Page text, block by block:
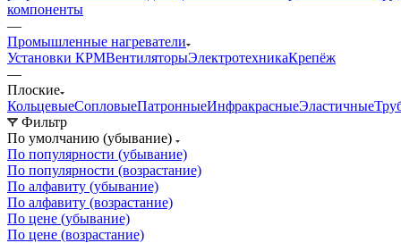
компоненты
—
Промышленные нагреватели
Установки КРМВентиляторыЭлектротехникаКрепёж
—
Плоские
КольцевыеСопловыеПатронныеИнфракрасныеЭластичные
Фильтр
По умолчанию (убывание)
По популярности (убывание)
По популярности (возрастание)
По алфавиту (убывание)
По алфавиту (возрастание)
По цене (убывание)
По цене (возрастание)